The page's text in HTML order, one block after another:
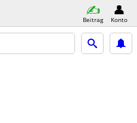
Beitrag Konto